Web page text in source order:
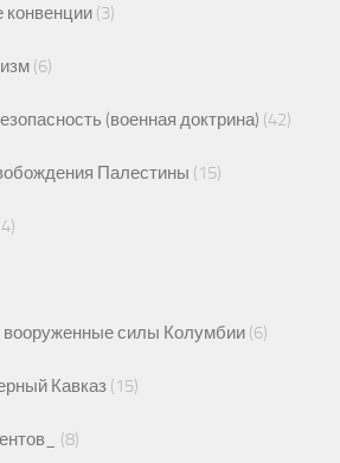
(3)
(6)
(военная доктрина) (42)
Палестины (15)
силы Колумбии (6)
Кавказ (15)
(8)